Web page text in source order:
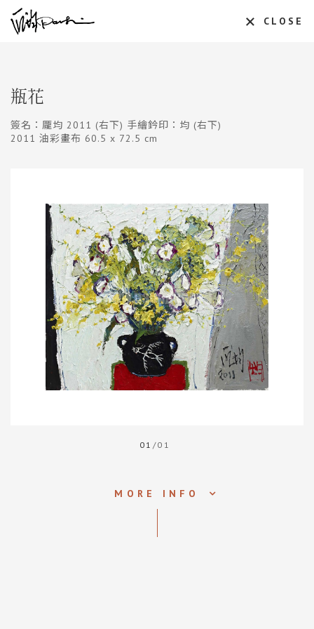
CLOSE
瓶花
簽名：龎均 2011 (右下) 手繪鈐印：均 (右下)
2011 油彩畫布 60.5 x 72.5 cm
01 /01
MORE INFO